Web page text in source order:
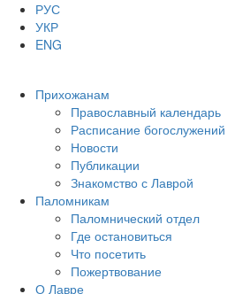
РУС
УКР
ENG
Прихожанам
Православный календарь
Расписание богослужений
Новости
Публикации
Знакомство с Лаврой
Паломникам
Паломнический отдел
Где остановиться
Что посетить
Пожертвование
О Лавре